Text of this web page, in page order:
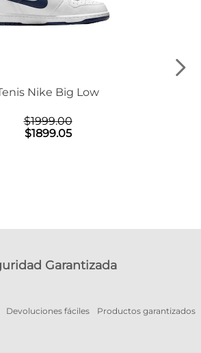
Nike Big Low
$1999.00
$1899.05
Garantizada
Devoluciones fáciles Productos garantizados